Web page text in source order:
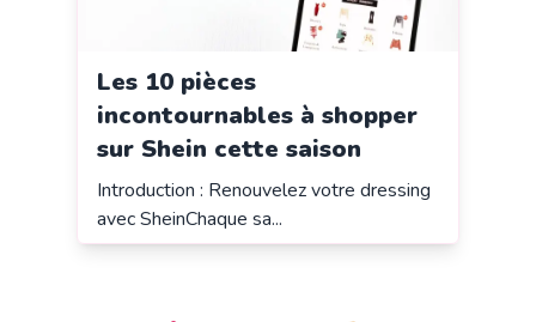
Les 10 pièces
incontournables à shopper
sur Shein cette saison
Introduction : Renouvelez votre dressing
avec SheinChaque sa...